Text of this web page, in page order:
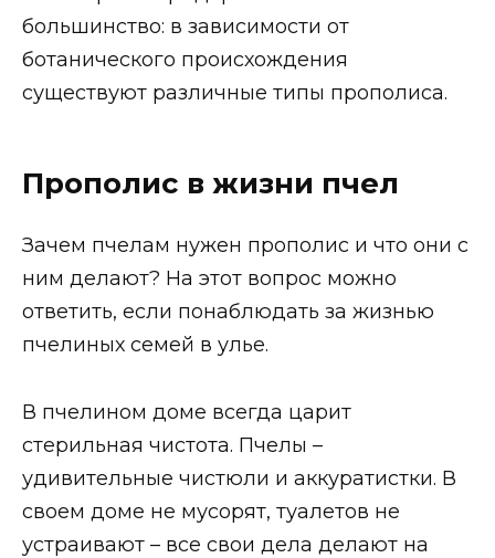
большинство: в зависимости от
ботанического происхождения
существуют различные типы прополиса.
Прополис в жизни пчел
Зачем пчелам нужен прополис и что они с
ним делают? На этот вопрос можно
ответить, если понаблюдать за жизнью
пчелиных семей в улье.
В пчелином доме всегда царит
стерильная чистота. Пчелы –
удивительные чистюли и аккуратистки. В
своем доме не мусорят, туалетов не
устраивают – все свои дела делают на